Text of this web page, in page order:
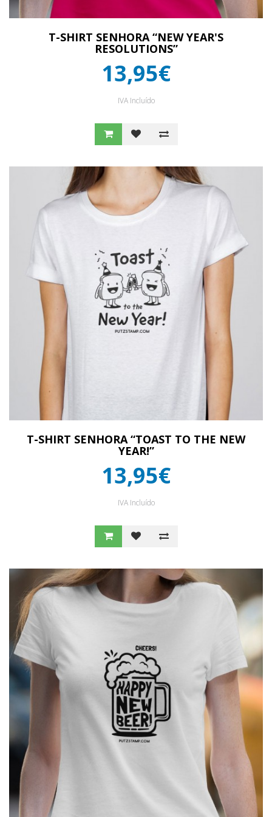
T-SHIRT SENHORA “NEW YEAR'S
RESOLUTIONS”
13,95€
IVA Incluído
T-SHIRT SENHORA “TOAST TO THE NEW
YEAR!”
13,95€
IVA Incluído